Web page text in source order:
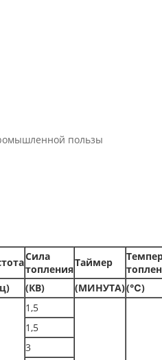
пользы
Сила
топления
Таймер
(КВ) (МИНУТА)(℃)
1,5
1,5
3